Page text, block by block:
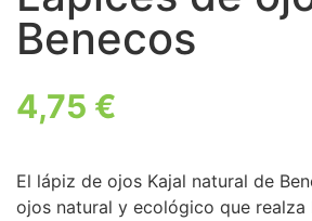
Benecos
4,75 €
El lápiz de ojos Kajal natural de
ojos natural y ecológico que realza